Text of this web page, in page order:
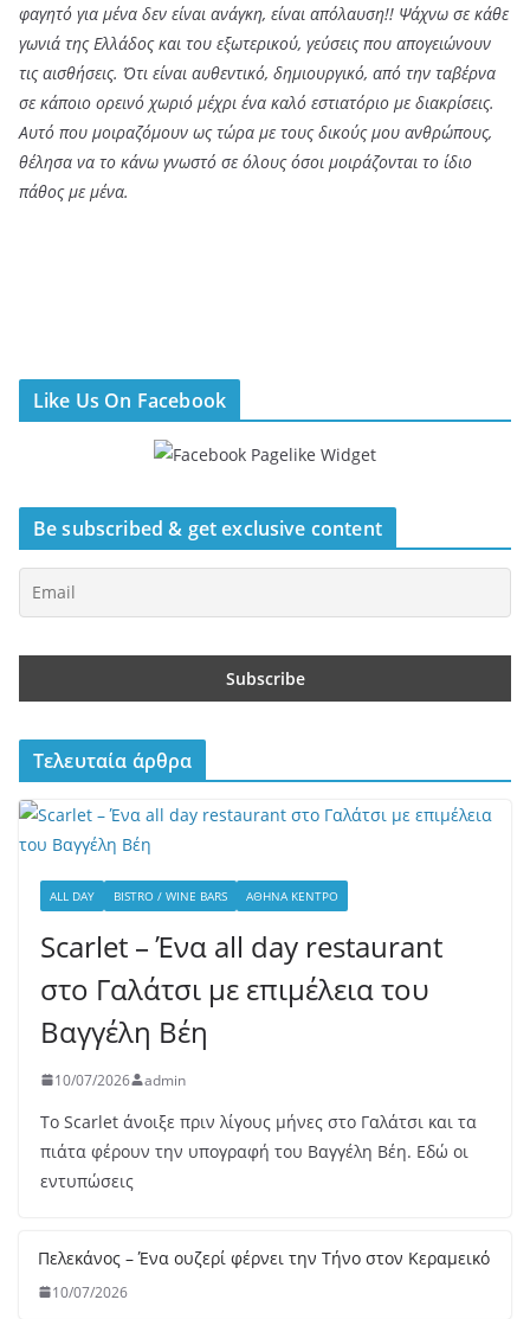
φαγητό για μένα δεν είναι ανάγκη, είναι απόλαυση!! Ψάχνω σε κάθε
γωνιά της Ελλάδος και του εξωτερικού, γεύσεις που απογειώνουν
τις αισθήσεις. Ότι είναι αυθεντικό, δημιουργικό, από την ταβέρνα
σε κάποιο ορεινό χωριό μέχρι ένα καλό εστιατόριο με διακρίσεις.
Αυτό που μοιραζόμουν ως τώρα με τους δικούς μου ανθρώπους,
θέλησα να το κάνω γνωστό σε όλους όσοι μοιράζονται το ίδιο
πάθος με μένα.
Like Us On Facebook
Be subscribed & get exclusive content
Τελευταία άρθρα
ALL DAY BISTRO / WINE BARS ΑΘΉΝΑ ΚΈΝΤΡΟ
Scarlet – Ένα all day restaurant
στο Γαλάτσι με επιμέλεια του
Βαγγέλη Βέη
10/07/2026 admin
Το Scarlet άνοιξε πριν λίγους μήνες στο Γαλάτσι και τα
πιάτα φέρουν την υπογραφή του Βαγγέλη Βέη. Εδώ οι
εντυπώσεις
Πε